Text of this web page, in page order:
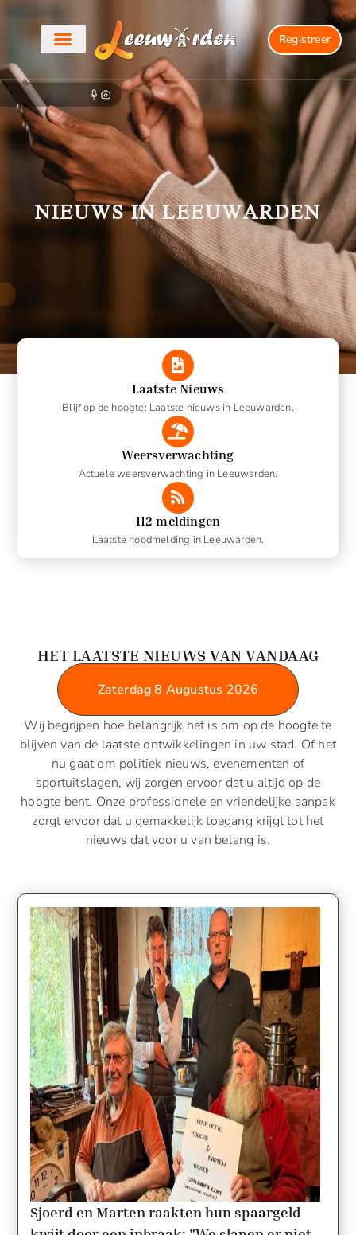
Registreer
NIEUWS IN LEEUWARDEN
Laatste Nieuws
Blijf op de hoogte: Laatste nieuws in Leeuwarden.
Weersverwachting
Actuele weersverwachting in Leeuwarden.
112 meldingen
Laatste noodmelding in Leeuwarden.
HET LAATSTE NIEUWS VAN VANDAAG
Zaterdag 8 Augustus 2026
Wij begrijpen hoe belangrijk het is om op de hoogte te
blijven van de laatste ontwikkelingen in uw stad. Of het
nu gaat om politiek nieuws, evenementen of
sportuitslagen, wij zorgen ervoor dat u altijd op de
hoogte bent. Onze professionele en vriendelijke aanpak
zorgt ervoor dat u gemakkelijk toegang krijgt tot het
nieuws dat voor u van belang is.
Sjoerd en Marten raakten hun spaargeld